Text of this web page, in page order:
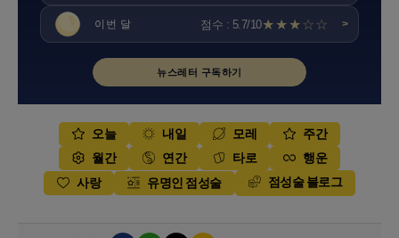
이번 달 점수 : 5.7/10★★★☆☆ >
뉴스레터 구독하기
오늘 내일 모레
주간
월간
연간 타로
행운
사랑
유명인 점성술 점성술 블로그